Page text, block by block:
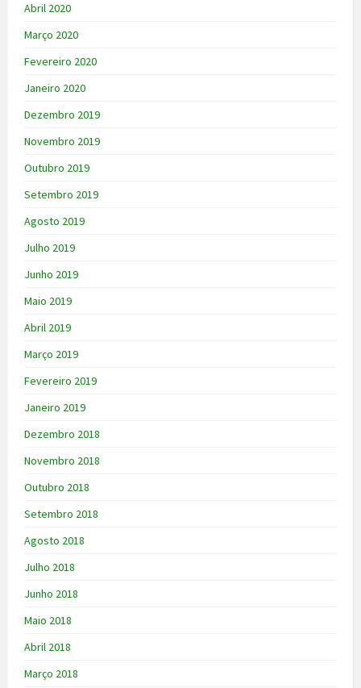
Abril 2020
Março 2020
Fevereiro 2020
Janeiro 2020
Dezembro 2019
Novembro 2019
Outubro 2019
Setembro 2019
Agosto 2019
Julho 2019
Junho 2019
Maio 2019
Abril 2019
Março 2019
Fevereiro 2019
Janeiro 2019
Dezembro 2018
Novembro 2018
Outubro 2018
Setembro 2018
Agosto 2018
Julho 2018
Junho 2018
Maio 2018
Abril 2018
Março 2018